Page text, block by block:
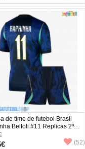
de time de futebol Brasil
Belloli #11 Replicas 2º
Infantil Mundo 2026
Curta (+ Calças curtas)
(52)